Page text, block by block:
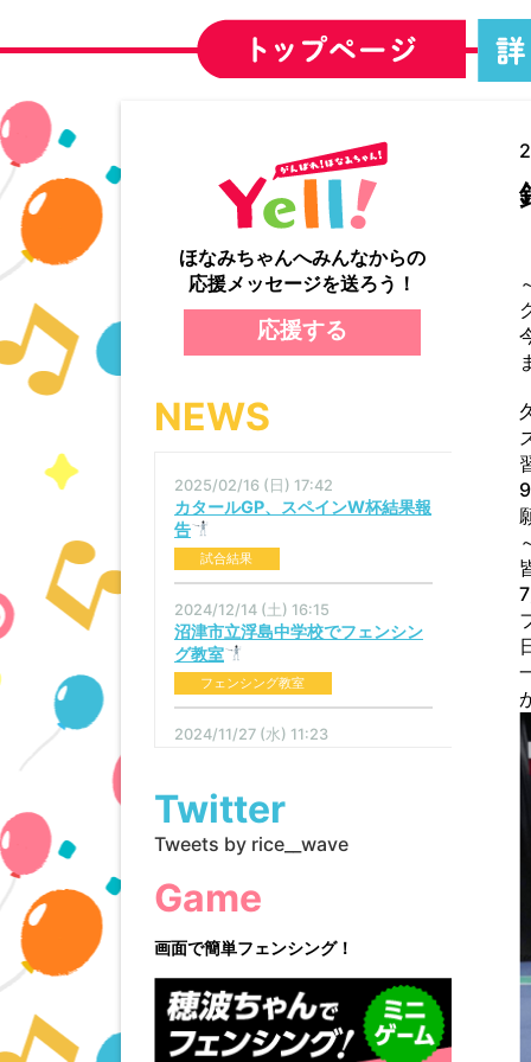
ほなみちゃんへみんなからの
応援メッセージを送ろう！
応援する
NEWS
2025/02/16 (日) 17:42
カタールGP、スペインW杯結果報
告
試合結果
2024/12/14 (土) 16:15
沼津市立浮島中学校でフェンシン
グ教室
フェンシング教室
2024/11/27 (水) 11:23
2024/11/13 (水) 10:18
アラブ首長国連邦・フジャイラ・
ワールドカップ大会結果
試合結果
2024/11/06 (水) 15:07
フェンシング教室｜金岡小学校｜
沼津｜スマートフェンシング
フェンシング教室
Twitter
Tweets by rice__wave
Game
画面で簡単フェンシング！